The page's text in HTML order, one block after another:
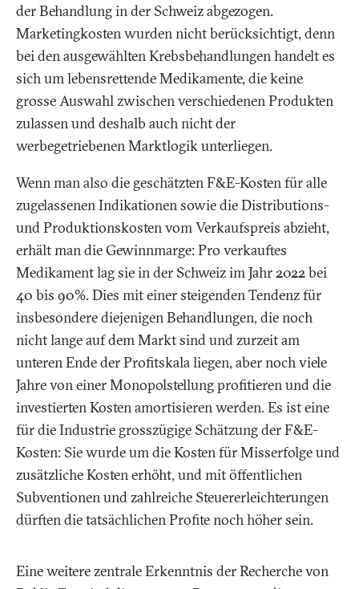
der Behandlung in der Schweiz abgezogen.
Marketingkosten wurden nicht berücksichtigt, denn
bei den ausgewählten Krebsbehandlungen handelt es
sich um lebensrettende Medikamente, die keine
grosse Auswahl zwischen verschiedenen Produkten
zulassen und deshalb auch nicht der
werbegetriebenen Marktlogik unterliegen.
Wenn man also die geschätzten F&E-Kosten für alle
zugelassenen Indikationen sowie die Distributions-
und Produktionskosten vom Verkaufspreis abzieht,
erhält man die Gewinnmarge: Pro verkauftes
Medikament lag sie in der Schweiz im Jahr 2022 bei
40 bis 90%. Dies mit einer steigenden Tendenz für
insbesondere diejenigen Behandlungen, die noch
nicht lange auf dem Markt sind und zurzeit am
unteren Ende der Profitskala liegen, aber noch viele
Jahre von einer Monopolstellung profitieren und die
investierten Kosten amortisieren werden. Es ist eine
für die Industrie grosszügige Schätzung der F&E-
Kosten: Sie wurde um die Kosten für Misserfolge und
zusätzliche Kosten erhöht, und mit öffentlichen
Subventionen und zahlreiche Steuererleichterungen
dürften die tatsächlichen Profite noch höher sein.
Eine weitere zentrale Erkenntnis der Recherche von